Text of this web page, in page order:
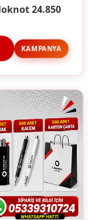
24.850
KAMPANYA